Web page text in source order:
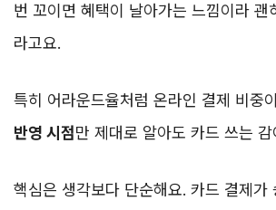
번 꼬이면 혜택이 날아가는 느낌이라 괜
라고요.
특히 어라운드율처럼 온라인 결제 비중
반영 시점만 제대로 알아도 카드 쓰는
핵심은 생각보다 단순해요. 카드 결제가